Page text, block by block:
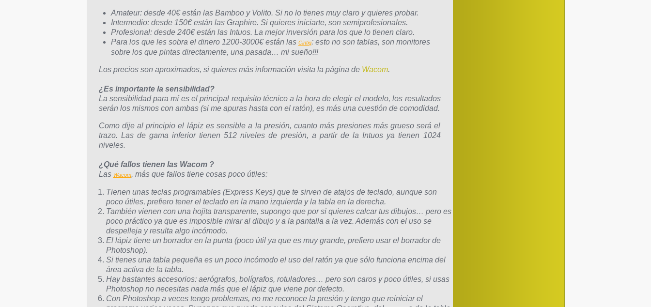
Amateur: desde 40€ están las Bamboo y Volito. Si no lo tienes muy claro y quieres probar.
Intermedio: desde 150€ están las Graphire. Si quieres iniciarte, son semiprofesionales.
Profesional: desde 240€ están las Intuos. La mejor inversión para los que lo tienen claro.
Para los que les sobra el dinero 1200-3000€ están las Cintiq: esto no son tablas, son monitores
sobre los que pintas directamente, una pasada… mi sueño!!!
Los precios son aproximados, si quieres más información visita la página de Wacom.
¿Es importante la sensibilidad?
La sensibilidad para mí es el principal requisito técnico a la hora de elegir el modelo, los resultados
serán los mismos con ambas (si me apuras hasta con el ratón), es más una cuestión de comodidad.
Como dije al principio el lápiz es sensible a la presión, cuanto más presiones más grueso será el
trazo. Las de gama inferior tienen 512 niveles de presión, a partir de la Intuos ya tienen 1024
niveles.
¿Qué fallos tienen las Wacom ?
Las Wacom, más que fallos tiene cosas poco útiles:
Tienen unas teclas programables (Express Keys) que te sirven de atajos de teclado, aunque son
poco útiles, prefiero tener el teclado en la mano izquierda y la tabla en la derecha.
También vienen con una hojita transparente, supongo que por si quieres calcar tus dibujos… pero es
poco práctico ya que es imposible mirar al dibujo y a la pantalla a la vez. Además con el uso se
despelleja y resulta algo incómodo.
El lápiz tiene un borrador en la punta (poco útil ya que es muy grande, prefiero usar el borrador de
Photoshop).
Si tienes una tabla pequeña es un poco incómodo el uso del ratón ya que sólo funciona encima del
área activa de la tabla.
Hay bastantes accesorios: aerógrafos, bolígrafos, rotuladores… pero son caros y poco útiles, si usas
Photoshop no necesitas nada más que el lápiz que viene por defecto.
Con Photoshop a veces tengo problemas, no me reconoce la presión y tengo que reiniciar el